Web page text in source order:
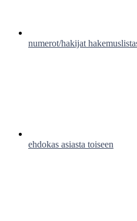
numerot/hakijat
ehdokas asiasta toiseen